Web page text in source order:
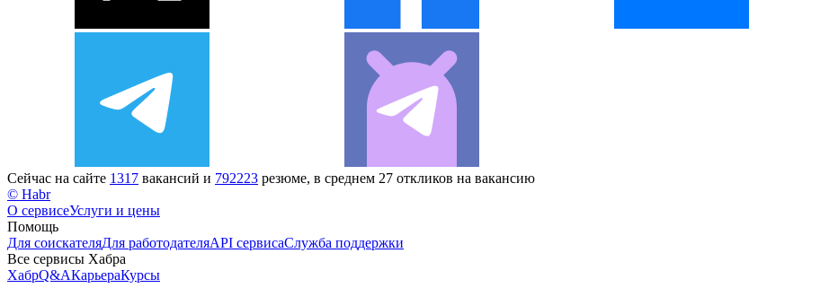
Сейчас на сайте 1317 вакансий и 792223 резюме, в среднем 27 откликов на вакансию
© Habr
О сервисеУслуги и цены
Помощь
Для соискателяДля работодателяAPI сервисаСлужба поддержки
Все сервисы Хабра
ХабрQ&AКарьераКурсы